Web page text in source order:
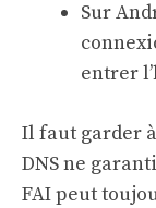
Sur
entrer
Il faut garder
DNS ne
FAI peut